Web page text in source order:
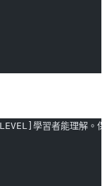
學習者能理解。